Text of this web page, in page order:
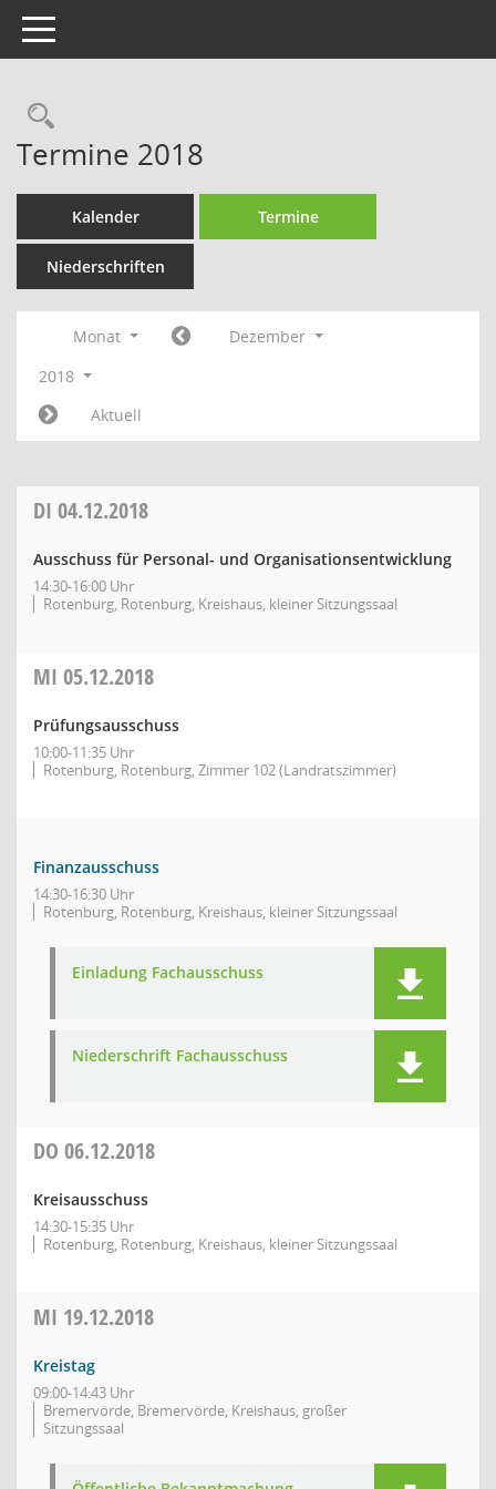
Toggle navigation
Rechercheauswahl
Termine 2018
Kalender Termine
Niederschriften
Monat
Dezember
2018
Aktuell
DI 04.12.2018
Ausschuss für Personal- und Organisationsentwicklung
14:30-16:00 Uhr
Rotenburg, Rotenburg, Kreishaus, kleiner Sitzungssaal
MI 05.12.2018
Prüfungsausschuss
10:00-11:35 Uhr
Rotenburg, Rotenburg, Zimmer 102 (Landratszimmer)
Finanzausschuss
14:30-16:30 Uhr
Rotenburg, Rotenburg, Kreishaus, kleiner Sitzungssaal
Einladung Fachausschuss
Niederschrift Fachausschuss
DO 06.12.2018
Kreisausschuss
14:30-15:35 Uhr
Rotenburg, Rotenburg, Kreishaus, kleiner Sitzungssaal
MI 19.12.2018
Kreistag
09:00-14:43 Uhr
Bremervörde, Bremervörde, Kreishaus, großer
Sitzungssaal